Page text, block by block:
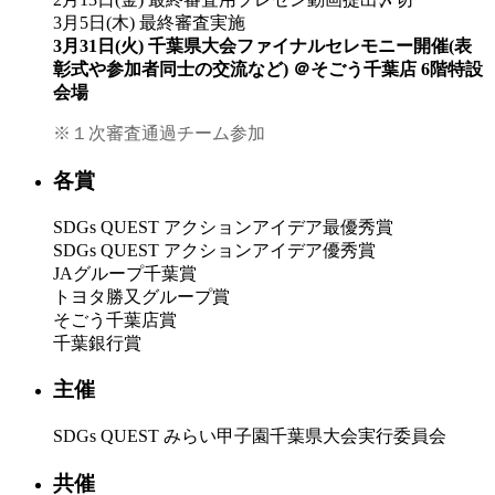
3月5日(木) 最終審査実施
3月31日(火) 千葉県大会ファイナルセレモニー開催(表
彰式や参加者同士の交流など) ＠そごう千葉店 6階特設
会場
※１次審査通過チーム参加
各賞
SDGs QUEST アクションアイデア最優秀賞
SDGs QUEST アクションアイデア優秀賞
JAグループ千葉賞
トヨタ勝又グループ賞
そごう千葉店賞
千葉銀行賞
主催
SDGs QUEST みらい甲子園千葉県大会実行委員会
共催